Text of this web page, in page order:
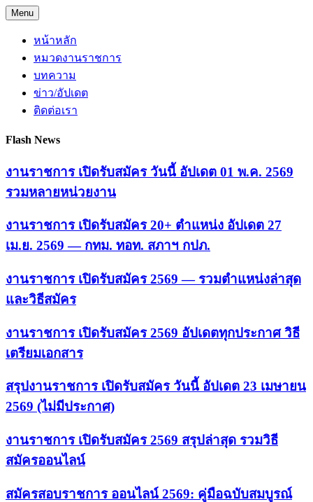
Skip
to
content
Menu
หน้าหลัก
หมวดงานราชการ
บทความ
ข่าว/อัปเดต
ติดต่อเรา
Flash News
งานราชการ เปิดรับสมัคร วันนี้ อัปเดต 01 พ.ค. 2569
รวมหลายหน่วยงาน
งานราชการ เปิดรับสมัคร 20+ ตำแหน่ง อัปเดต 27
เม.ย. 2569 — กทม. ทอท. สภาฯ กปภ.
งานราชการ เปิดรับสมัคร 2569 — รวมตำแหน่งล่าสุด
และวิธีสมัคร
งานราชการ เปิดรับสมัคร 2569 อัปเดตทุกประกาศ วิธี
เตรียมเอกสาร
สรุปงานราชการ เปิดรับสมัคร วันนี้ อัปเดต 23 เมษายน
2569 (ไม่มีประกาศ)
งานราชการ เปิดรับสมัคร 2569 สรุปล่าสุด รวมวิธี
สมัครออนไลน์
สมัครสอบราชการ ออนไลน์ 2569: คู่มือฉบับสมบูรณ์